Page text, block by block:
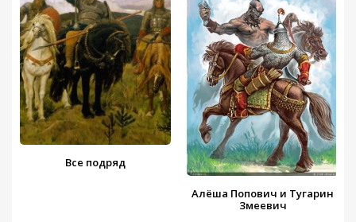
Все подряд
Алёша Попович и Тугарин
Змеевич